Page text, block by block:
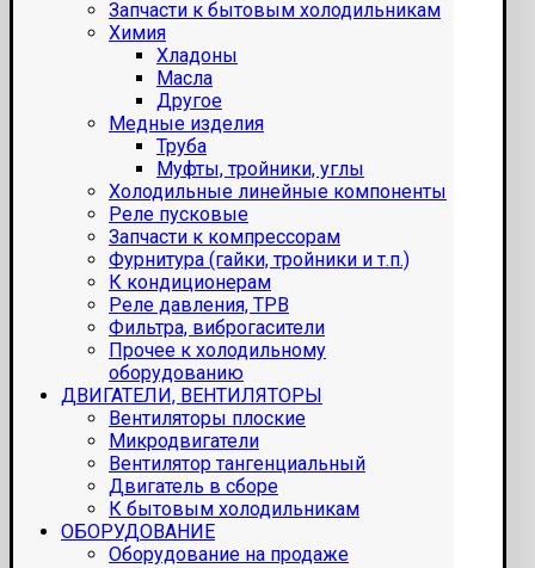
Запчасти к бытовым холодильникам
Химия
Хладоны
Масла
Другое
Медные изделия
Труба
Муфты, тройники, углы
Холодильные линейные компоненты
Реле пусковые
Запчасти к компрессорам
Фурнитура (гайки, тройники и т.п.)
К кондиционерам
Реле давления, ТРВ
Фильтра, виброгасители
Прочее к холодильному
оборудованию
ДВИГАТЕЛИ, ВЕНТИЛЯТОРЫ
Вентиляторы плоские
Микродвигатели
Вентилятор тангенциальный
Двигатель в сборе
К бытовым холодильникам
ОБОРУДОВАНИЕ
Оборудование на продаже